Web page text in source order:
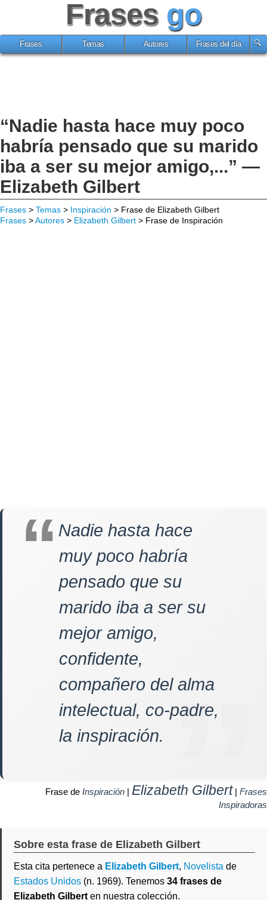
Frases go
Frases Temas Autores Frases del día
“Nadie hasta hace muy poco
habría pensado que su marido
iba a ser su mejor amigo,...” —
Elizabeth Gilbert
Frases > Temas > Inspiración > Frase de Elizabeth Gilbert
Frases >Autores > Elizabeth Gilbert > Frase de Inspiración
Nadie hasta hace
muy poco habría
pensado que su
marido iba a ser su
mejor amigo,
confidente,
compañero del alma
intelectual, co-padre,
la inspiración.
Frase de Inspiración | Elizabeth Gilbert| Frases
Inspiradoras
Sobre esta frase de Elizabeth Gilbert
Esta cita pertenece a Elizabeth Gilbert, Novelista de
Estados Unidos (n. 1969). Tenemos 34 frases de
Elizabeth Gilbert en nuestra colección.